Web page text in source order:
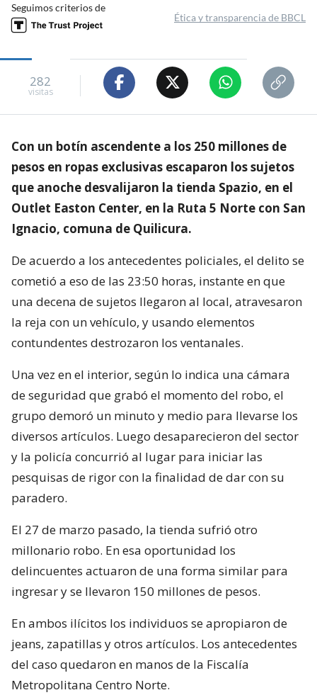
Seguimos criterios de
Ética y transparencia de BBCL
282
visitas
Con un botín ascendente a los 250 millones de
pesos en ropas exclusivas escaparon los sujetos
que anoche desvalijaron la tienda Spazio, en el
Outlet Easton Center, en la Ruta 5 Norte con San
Ignacio, comuna de Quilicura.
De acuerdo a los antecedentes policiales, el delito se
cometió a eso de las 23:50 horas, instante en que
una decena de sujetos llegaron al local, atravesaron
la reja con un vehículo, y usando elementos
contundentes destrozaron los ventanales.
Una vez en el interior, según lo indica una cámara
de seguridad que grabó el momento del robo, el
grupo demoró un minuto y medio para llevarse los
diversos artículos. Luego desaparecieron del sector
y la policía concurrió al lugar para iniciar las
pesquisas de rigor con la finalidad de dar con su
paradero.
El 27 de marzo pasado, la tienda sufrió otro
millonario robo. En esa oportunidad los
delincuentes actuaron de una forma similar para
ingresar y se llevaron 150 millones de pesos.
En ambos ilícitos los individuos se apropiaron de
jeans, zapatillas y otros artículos. Los antecedentes
del caso quedaron en manos de la Fiscalía
Metropolitana Centro Norte.